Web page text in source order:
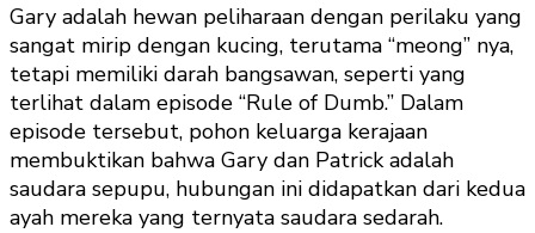
Gary adalah hewan peliharaan dengan perilaku yang
sangat mirip dengan kucing, terutama “meong” nya,
tetapi memiliki darah bangsawan, seperti yang
terlihat dalam episode “Rule of Dumb.” Dalam
episode tersebut, pohon keluarga kerajaan
membuktikan bahwa Gary dan Patrick adalah
saudara sepupu, hubungan ini didapatkan dari kedua
ayah mereka yang ternyata saudara sedarah.